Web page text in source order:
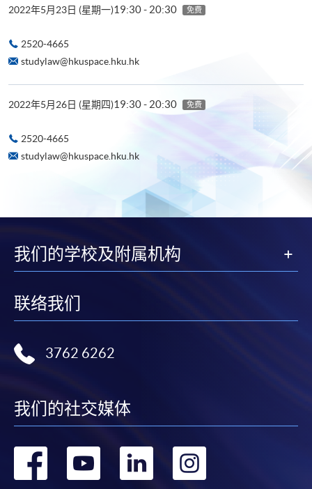
2022年5月23日 (星期一)19:30 - 20:30 免费
2520-4665
studylaw@hkuspace.hku.hk
2022年5月26日 (星期四)19:30 - 20:30 免费
2520-4665
studylaw@hkuspace.hku.hk
我们的学校及附属机构
联络我们
3762 6262
我们的社交媒体
转 转 转 转